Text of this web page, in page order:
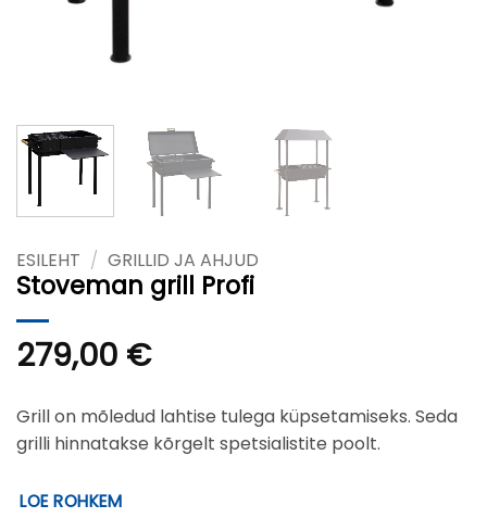
ESILEHT / GRILLID JA AHJUD
Stoveman grill Profi
279,00 €
Grill on mõledud lahtise tulega küpsetamiseks. Seda
grilli hinnatakse kõrgelt spetsialistite poolt.
LOE ROHKEM